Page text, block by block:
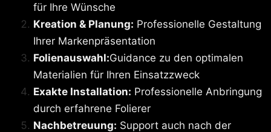
für Ihre Wünsche
Kreation & Planung: Professionelle Gestaltung
Ihrer Markenpräsentation
Folienauswahl:Guidance zu den optimalen
Materialien für Ihren Einsatzzweck
Exakte Installation: Professionelle Anbringung
durch erfahrene Folierer
Nachbetreuung: Support auch nach der